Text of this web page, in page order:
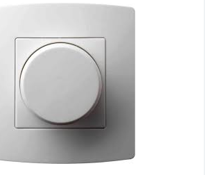
Verlichting
Kleine
Fittingen”